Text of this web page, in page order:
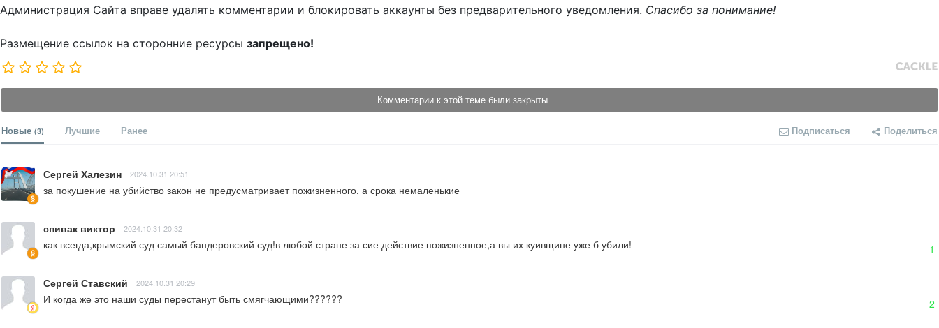
Администрация Сайта вправе удалять комментарии и блокировать аккаунты без предварительного уведомления. Спасибо за понимание!
Размещение ссылок на сторонние ресурсы запрещено!
Комментарии к этой теме были закрыты
Новые (3) Лучшие Ранее Подписаться Поделиться
Сергей Халезин 2024.10.31 20:51
за покушение на убийство закон не предусматривает пожизненного, а срока немаленькие
спивак виктор 2024.10.31 20:32
как всегда,крымский суд самый бандеровский суд!в любой стране за сие действие пожизненное,а вы их куивщине уже б убили! 1
Сергей Ставский 2024.10.31 20:29
И когда же это наши суды перестанут быть смягчающими?????? 2